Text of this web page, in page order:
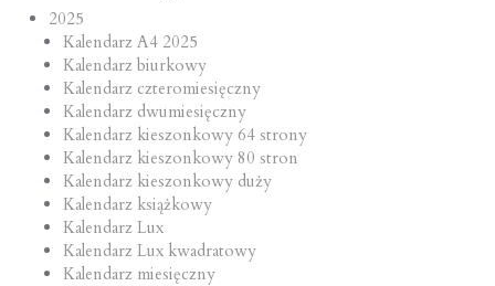
2025
Kalendarz A4 2025
Kalendarz biurkowy
Kalendarz czteromiesięczny
Kalendarz dwumiesięczny
Kalendarz kieszonkowy 64 strony
Kalendarz kieszonkowy 80 stron
Kalendarz kieszonkowy duży
Kalendarz książkowy
Kalendarz Lux
Kalendarz Lux kwadratowy
Kalendarz miesięczny